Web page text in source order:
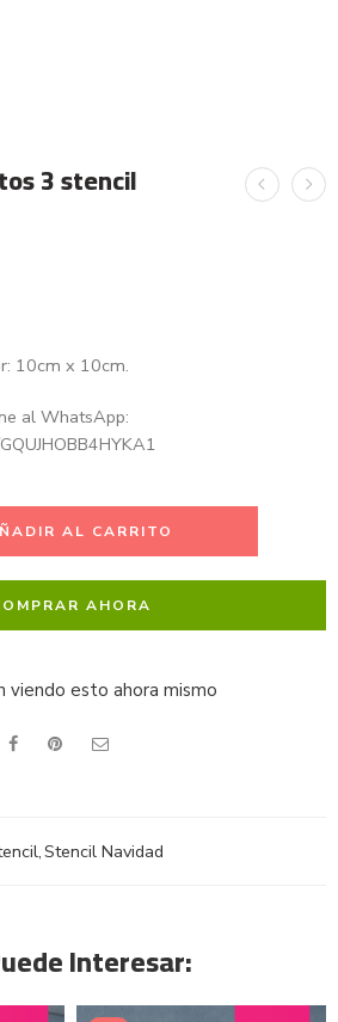
3 stencil
10cm x 10cm.
al WhatsApp:
AL CARRITO
AHORA
viendo esto ahora mismo
,Stencil Navidad
Interesar: